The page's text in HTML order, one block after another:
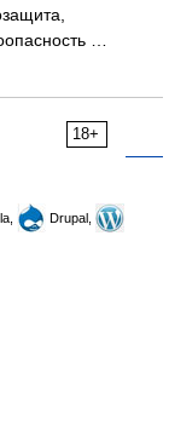
…
18+
Drupal,